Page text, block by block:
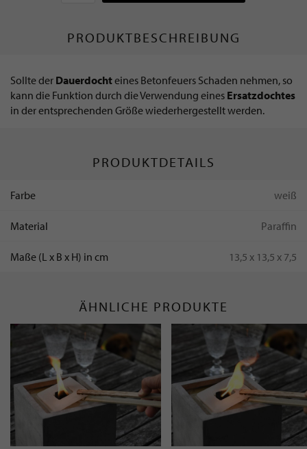
PRODUKTBESCHREIBUNG
Sollte der Dauerdochteines Betonfeuers Schaden nehmen, so
kann die Funktion durch die Verwendung eines Ersatzdochtes
in der entsprechenden Größe wiederhergestellt werden.
PRODUKTDETAILS
Farbe weiß
Material Paraffin
Maße (L x B x H) in cm 13,5 x 13,5 x 7,5
ÄHNLICHE PRODUKTE